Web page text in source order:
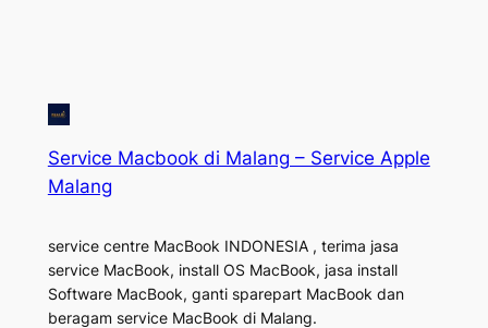
Service Macbook di Malang – Service Apple
Malang
service centre MacBook INDONESIA , terima jasa
service MacBook, install OS MacBook, jasa install
Software MacBook, ganti sparepart MacBook dan
beragam service MacBook di Malang.